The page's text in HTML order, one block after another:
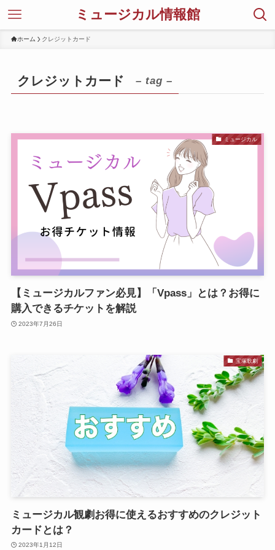
ミュージカル情報館
ホーム クレジットカード
クレジットカード – tag –
ミュージカル
【ミュージカルファン必見】「Vpass」とは？お得に
購入できるチケットを解説
2023年7月26日
宝塚歌劇
ミュージカル観劇お得に使えるおすすめのクレジット
カードとは？
2023年1月12日